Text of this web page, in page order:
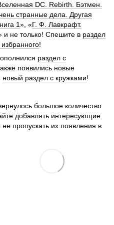
DC. Rebirth. Бэтмен.
странные дела. Другая
1», «Г. Ф. Лавкрафт.
и не только! Спешите в раздел
избранного!
раздел с
появились новые
новый раздел с кружками!
большое количество
добавлять интересующие
пропускать их появления в